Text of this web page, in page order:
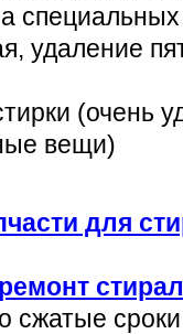
удаление
(очень
вещи)
для
ремонт
сжатые